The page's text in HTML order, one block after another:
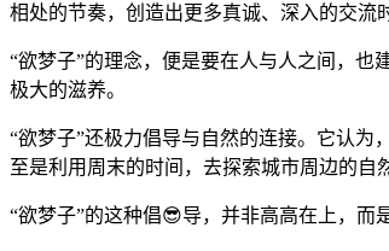
相处的节奏，创造出更多真诚、深入的交流
“欲梦子”的理念，便是要在人与人之间，也
极大的滋养。
“欲梦子”还极力倡导与自然的连接。它认
至是利用周末的时间，去探索城市周边的自
“欲梦子”的这种倡😎导，并非高高在上，而